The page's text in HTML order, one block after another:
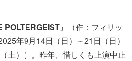
』
（作：フィリッ
年9月14日（日）～21日（日）
土））。昨年、惜しくも上演中止